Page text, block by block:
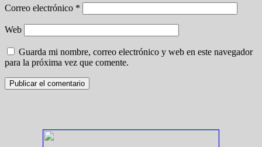
Correo electrónico *
Web
Guarda mi nombre, correo electrónico y web en este navegador
para la próxima vez que comente.